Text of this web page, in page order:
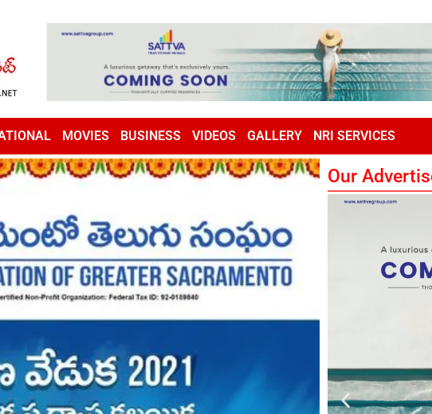
MOVIES BUSINESS VIDEOS GALLERY NRI SERVICES
Our